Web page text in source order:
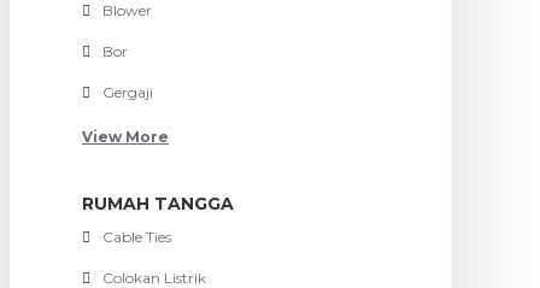
Blower
Bor
Gergaji
View More
RUMAH TANGGA
Cable Ties
Colokan Listrik